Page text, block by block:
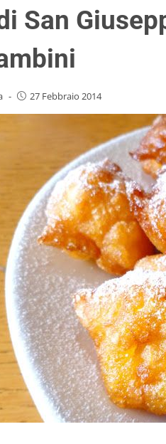
San
- 27 Febbraio 2014